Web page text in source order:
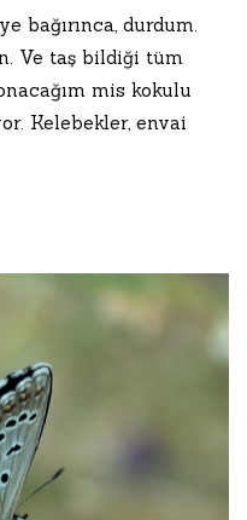
bağırınca, durdum.
Ve taş bildiği tüm
mis kokulu
Kelebekler, envai